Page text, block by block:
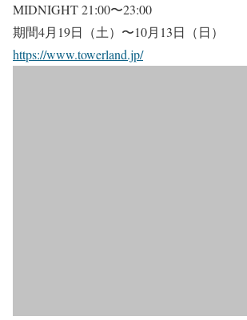
MIDNIGHT 21:00〜23:00
期間4月19日（土）〜10月13日（日）
https://www.towerland.jp/